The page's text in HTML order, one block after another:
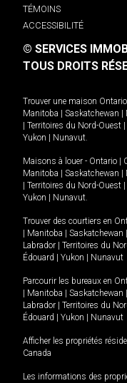
TÉMOINS
ACCESSIBILITÉ
© SERVICES
TOUS DROITS
Trouver une maison Ontario
Manitoba
Saskatchewan
Territoires du Nord-Ouest
Yukon
Nunavut.
Maisons à louer - Ontario
Manitoba
Saskatchewan
Territoires du Nord-Ouest
Yukon
Nunavut.
Trouver des courtiers en
Manitoba Saskatchewan
Labrador
Territoires du
Édouard
Yukon Nunavut
Parcourir les bureaux en
Manitoba Saskatchewan
Labrador
Territoires du
Édouard
Yukon Nunavut
Afficher les propriétés
Canada
Les informations des